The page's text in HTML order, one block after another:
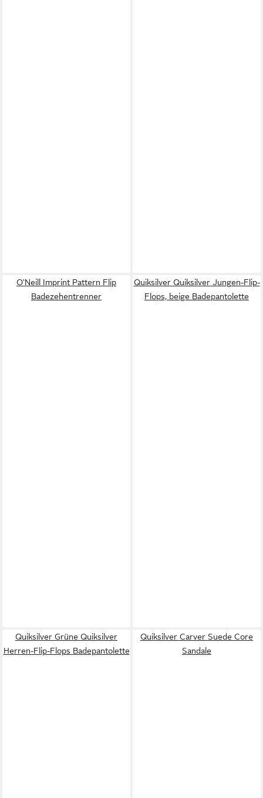
O'Neill Imprint Pattern Flip
Badezehentrenner
Quiksilver Quiksilver Jungen-Flip-
Flops, beige Badepantolette
Quiksilver Grüne Quiksilver
Herren-Flip-Flops Badepantolette
Quiksilver Carver Suede Core
Sandale